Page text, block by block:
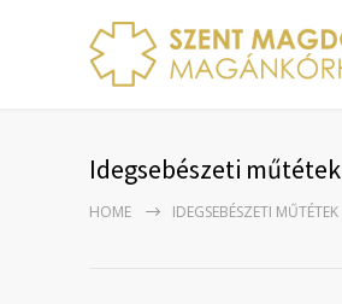
Idegsebészeti műtétek
HOME IDEGSEBÉSZETI MŰTÉTEK